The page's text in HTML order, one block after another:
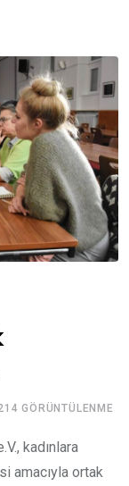
GÖRÜNTÜLENME
kadınlara
amacıyla ortak